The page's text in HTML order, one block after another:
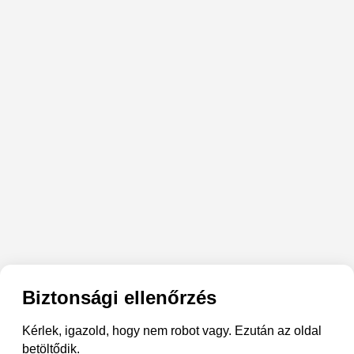
Biztonsági ellenőrzés
Kérlek, igazold, hogy nem robot vagy. Ezután az oldal
betöltődik.